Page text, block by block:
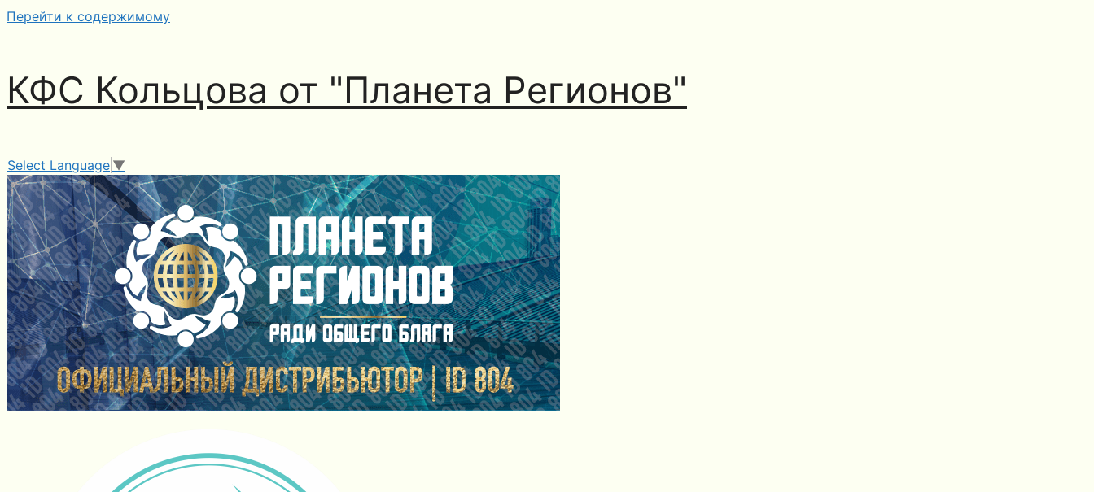
Перейти к содержимому
КФС Кольцова от "Планета Регионов"
Select Language ▼